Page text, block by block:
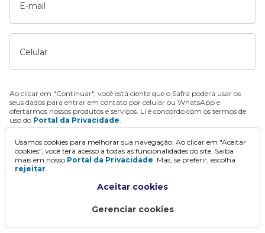
E-mail
Celular
Ao clicar em "Continuar", você está ciente que o Safra poderá usar os
seus dados para entrar em contato por celular ou WhatsApp e
ofertarmos nossos produtos e serviços. Li e concordo com os termos de
uso do Portal da Privacidade.
Continuar
Usamos cookies para melhorar sua navegação. Ao clicar em "Aceitar
cookies", você terá acesso a todas as funcionalidades do site. Saiba
mais em nosso Portal da Privacidade. Mas, se preferir, escolha
rejeitar.
Aceitar cookies
Gerenciar cookies